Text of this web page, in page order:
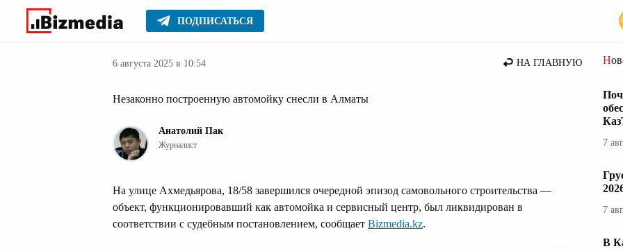
ПОДПИСАТЬСЯ
Главное Новости Новости Алматы
6 августа 2025 в 10:54 НА ГЛАВНУЮ
Незаконно построенную автомойку снесли в Алматы
Анатолий Пак
Журналист
На улице Ахмедьярова, 18/58 завершился очередной эпизод самовольного строительства —
объект, функционировавший как автомойка и сервисный центр, был ликвидирован в
соответствии с судебным постановлением, сообщает Bizmedia.kz.
7
7
В